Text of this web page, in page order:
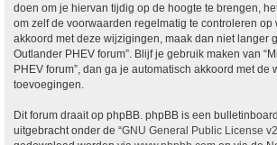
doen om je hiervan tijdig op de hoogte te brengen,
om zelf de voorwaarden regelmatig te controleren
akkoord met deze wijzigingen, maak dan niet langer
Outlander PHEV forum”. Blijf je gebruik maken van
PHEV forum”, dan ga je automatisch akkoord met de
toevoegingen.
Dit forum draait op phpBB. phpBB is een
uitgebracht onder de “GNU General Public License v2